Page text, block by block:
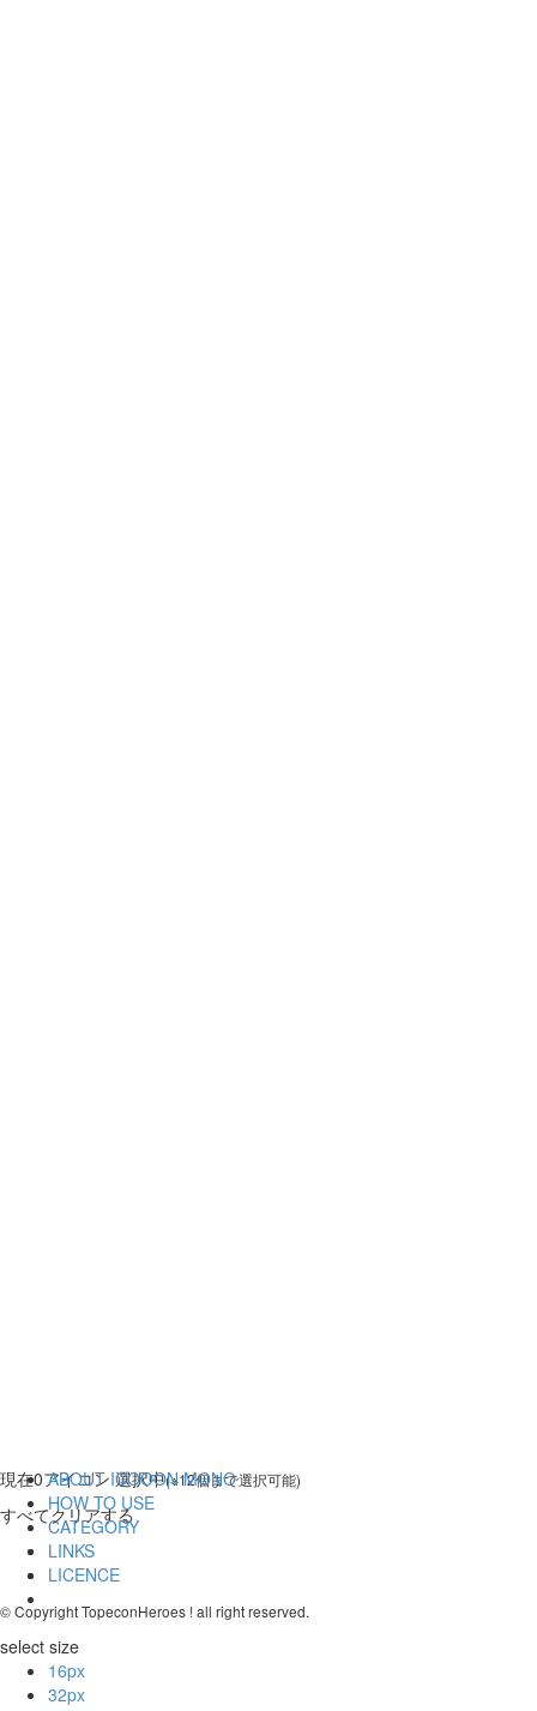
現在0アイコン 選択中(※12個まで選択可能)
すべてクリアする
select size
16px
32px
ABOUT ICOOON MONO
HOW TO USE
CATEGORY
LINKS
LICENCE
© Copyright TopeconHeroes ! all right reserved.